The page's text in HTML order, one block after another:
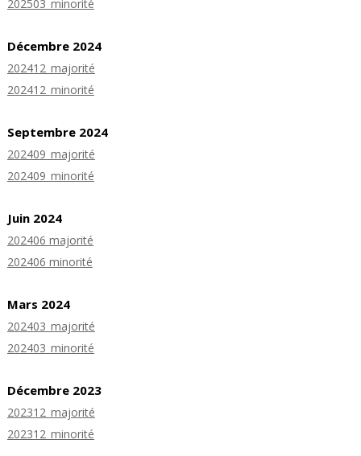
202503_minorité
Décembre 2024
202412_majorité
202412_minorité
Septembre 2024
202409_majorité
202409_minorité
Juin 2024
202406 majorité
202406 minorité
Mars 2024
202403_majorité
202403_minorité
Décembre 2023
202312_majorité
202312_minorité